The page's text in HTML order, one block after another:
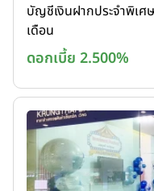
บัญชีเงินฝากประจำพิเ
เดือน
ดอกเบี้ย 2.500%